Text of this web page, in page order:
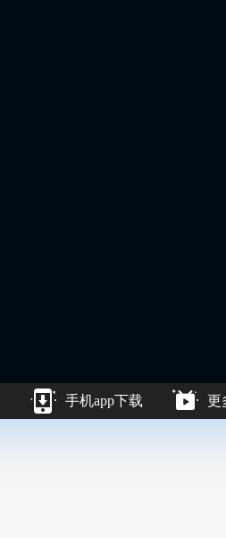
手机app下载 更